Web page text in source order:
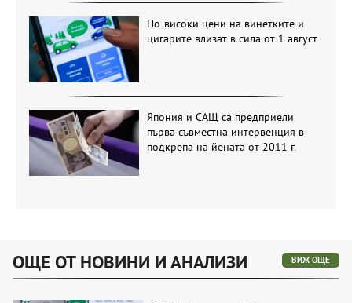
По-високи цени на винетките и
цигарите влизат в сила от 1 август
Япония и САЩ са предприели
първа съвместна интервенция в
подкрепа на йената от 2011 г.
ОЩЕ ОТ НОВИНИ И АНАЛИЗИ ВИЖ ОЩЕ